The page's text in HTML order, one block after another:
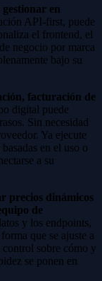
en
API-first, puede
el frontend, el
negocio por marca
bajo su
facturación de
digital puede
Sin necesidad
Ya ejecute
en el uso o
a su
precios dinámicos
de
y los endpoints,
que se ajuste a
control sobre cómo y
se ponen en